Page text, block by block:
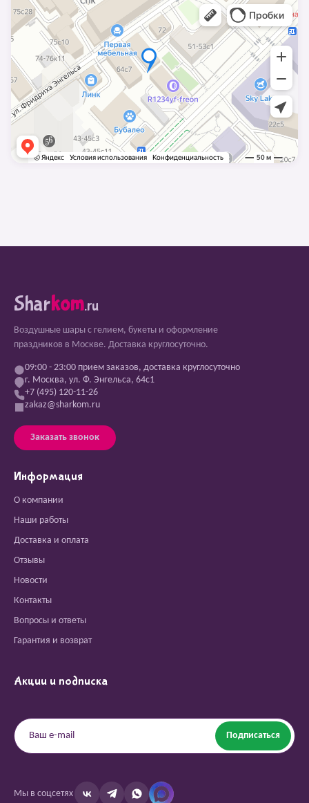
Sharkom.ru
Воздушные шары с гелием, букеты и оформление
праздников в Москве. Доставка круглосуточно.
09:00 - 23:00 прием заказов, доставка круглосуточно
г. Москва, ул. Ф. Энгельса, 64с1
+7 (495) 120-11-26
zakaz@sharkom.ru
Заказать звонок
Информация
О компании
Наши работы
Доставка и оплата
Отзывы
Новости
Контакты
Вопросы и ответы
Гарантия и возврат
Акции и подписка
Подписаться
Мы в соцсетях